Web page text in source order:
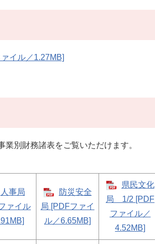
イル／1.27MB]
別財務諸表をご覧いただけます。
人事局
ァイル
防災安全
局 [PDFファイ
ル／6.65MB]
県民文化
局 1/2 [PDF
ファイル／
4.52MB]